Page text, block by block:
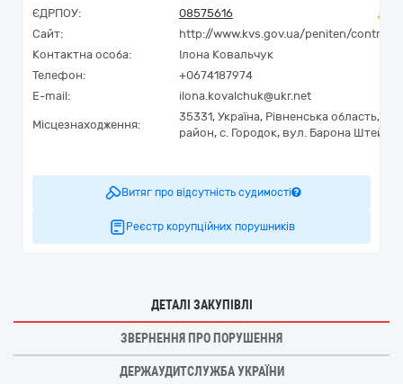
ЄДРПОУ:
08575616
Сайт:
http://www.kvs.gov.ua/peniten/control/
Контактна особа:
Ілона Ковальчук
Телефон:
+0674187974
E-mail:
ilona.kovalchuk@ukr.net
Місцезнаходження:
35331, Україна, Рівненська область,
район, с. Городок, вул. Барона
Витяг про відсутність судимості
Реєстр корупційних порушників
ДЕТАЛІ ЗАКУПІВЛІ
ЗВЕРНЕННЯ ПРО ПОРУШЕННЯ
ДЕРЖАУДИТСЛУЖБА УКРАЇНИ